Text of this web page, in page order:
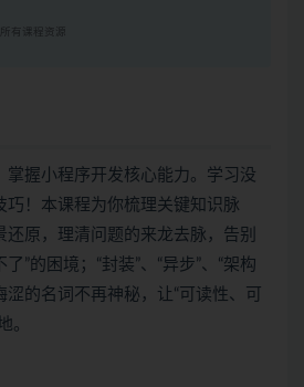
有课程资源
掌握小程序开发核心能力。学习没
巧！本课程为你梳理关键知识脉
原，理清问题的来龙去脉，告别
”的困境；“封装”、“异步”、“架构
涩的名词不再神秘，让“可读性、可
。